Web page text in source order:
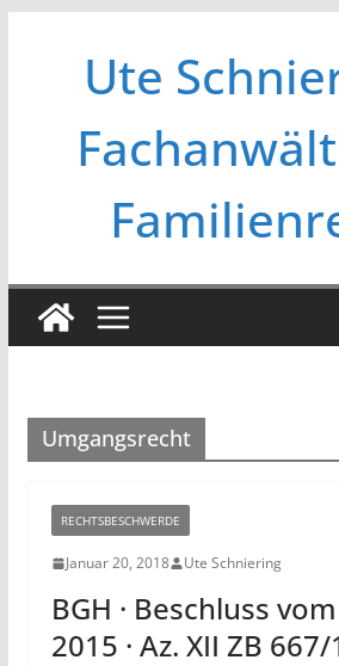
Ute
Umgangsrecht
RECHTSBESCHWERDE
Januar 20, 2018 Ute Schniering
BGH · Beschluss
2015 · Az. XII ZB